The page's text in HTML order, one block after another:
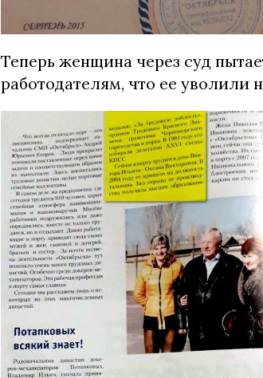
Теперь женщина через суд
работодателям, что ее уволили